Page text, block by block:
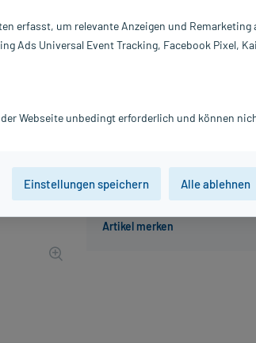
Der Artikel ist momentan
Beratung für
Hersteller:
erfasst, um relevante Anzeigen und Remarketing
Ads Universal Event Tracking, Facebook Pixel,
Webseite unbedingt erforderlich und können
Einstellungen speichern Alle ablehnen